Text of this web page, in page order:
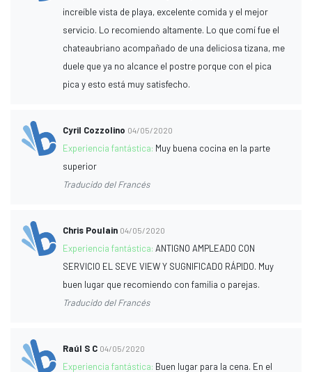
increíble vista de playa, excelente comida y el mejor
servicio. Lo recomiendo altamente. Lo que comí fue el
chateaubriano acompañado de una deliciosa tizana, me
duele que ya no alcance el postre porque con el pica
pica y esto está muy satisfecho.
Cyril Cozzolino 04/05/2020
Experiencia fantástica: Muy buena cocina en la parte
superior
Traducido del Francés
Chris Poulain 04/05/2020
Experiencia fantástica:ANTIGNO AMPLEADO CON
SERVICIO EL SEVE VIEW Y SUGNIFICADO RÁPIDO. Muy
buen lugar que recomiendo con familia o parejas.
Traducido del Francés
Raúl S C 04/05/2020
Experiencia fantástica: Buen lugar para la cena. En el